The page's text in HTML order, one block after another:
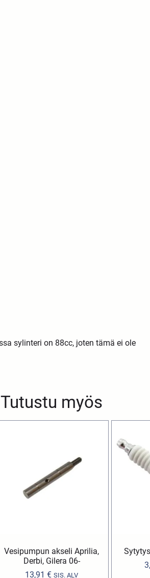
sylinteri on 88cc, joten tämä ei ole
Tutustu myös
Vesipumpun akseli Aprilia,
Derbi, Gilera 06-
13,91 € SIS. ALV